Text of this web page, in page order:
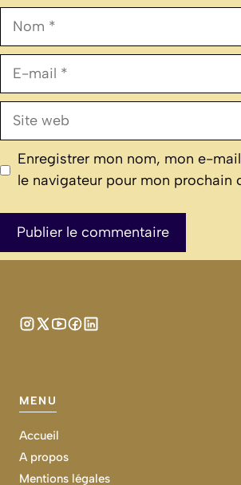
Nom
E-
Site
Enregistrer mon nom, mon e-
le navigateur pour mon prochain
MENU
Accueil
A propos
Mentions légales